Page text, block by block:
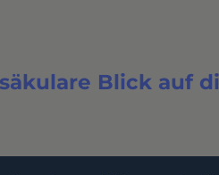
Blick auf